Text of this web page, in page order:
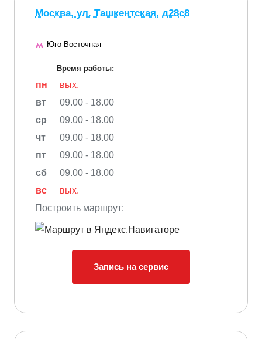
Москва, ул. Ташкентская, д28с8
Юго-Восточная
Время работы:
пн
вых.
вт
09.00 - 18.00
ср
09.00 - 18.00
чт
09.00 - 18.00
пт
09.00 - 18.00
сб
09.00 - 18.00
вс
вых.
Построить маршрут:
Запись на сервис